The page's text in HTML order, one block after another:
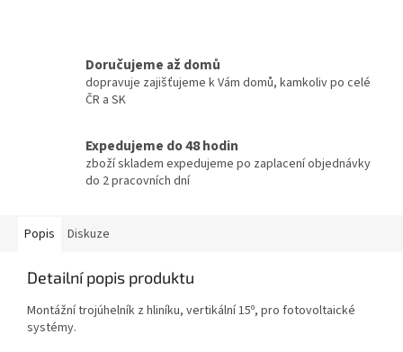
Doručujeme až domů
dopravuje zajišťujeme k Vám domů, kamkoliv po celé
ČR a SK
Expedujeme do 48 hodin
zboží skladem expedujeme po zaplacení objednávky
do 2 pracovních dní
Popis Diskuze
Detailní popis produktu
Montážní trojúhelník z hliníku, vertikální 15º, pro fotovoltaické
systémy.